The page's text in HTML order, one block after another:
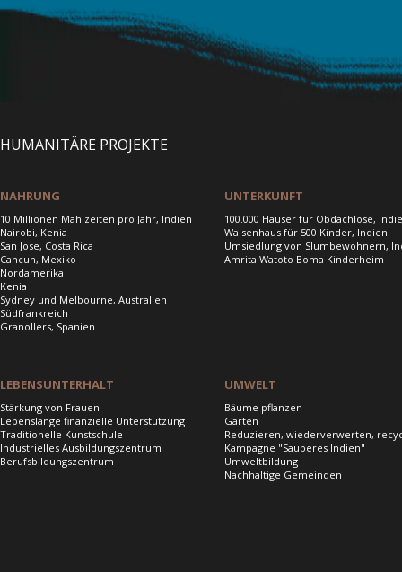
HUMANITÄRE PROJEKTE
NAHRUNG
10 Millionen Mahlzeiten pro Jahr, Indien
Nairobi, Kenia
San Jose, Costa Rica
Cancun, Mexiko
Nordamerika
Kenia
Sydney und Melbourne, Australien
Südfrankreich
Granollers, Spanien
UNTERKUNFT
100.000 Häuser für Obdachlose,
Waisenhaus für 500 Kinder, Indien
Umsiedlung von Slumbewohnern,
Amrita Watoto Boma Kinderheim
LEBENSUNTERHALT
Stärkung von Frauen
Lebenslange finanzielle Unterstützung
Traditionelle Kunstschule
Industrielles Ausbildungszentrum
Berufsbildungszentrum
UMWELT
Bäume pflanzen
Gärten
Reduzieren, wiederverwerten,
Kampagne "Sauberes Indien"
Umweltbildung
Nachhaltige Gemeinden